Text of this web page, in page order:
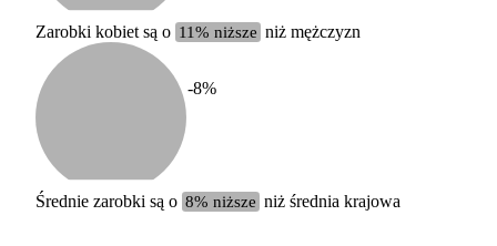
Zarobki kobiet są o 11% niższe niż mężczyzn
-8%
Średnie zarobki są o 8% niższe niż średnia krajowa